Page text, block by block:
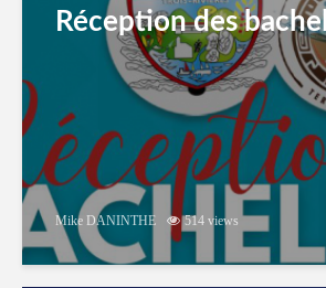
Réception des
Mike DANINTHE 514 views